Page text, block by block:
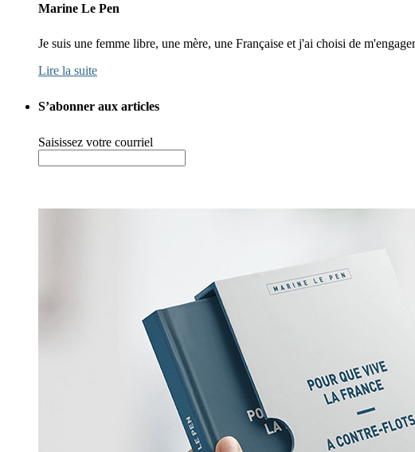
Marine Le Pen
Je suis une femme libre, une mère, une Française et j'ai choisi de
Lire la suite
S’abonner aux articles
Saisissez votre courriel